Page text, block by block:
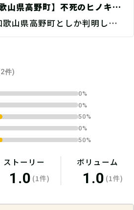
山県高野町】不死のヒノキを
/捜索地点特定 Discovery
歌山県高野町としか判明してい
い。
件)
0%
0%
50%
0%
50%
ストーリー
1.0 (1件)
ボリューム
1.0 (1件)